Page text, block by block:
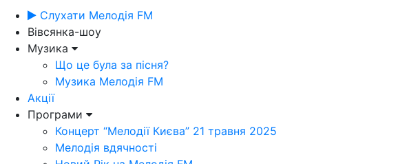
Слухати Мелодія FM
Вівсянка-шоу
Музика
Що це була за пісня?
Музика Мелодія FM
Акції
Програми
Концерт “Мелодії Києва” 21 травня 2025
Мелодія вдячності